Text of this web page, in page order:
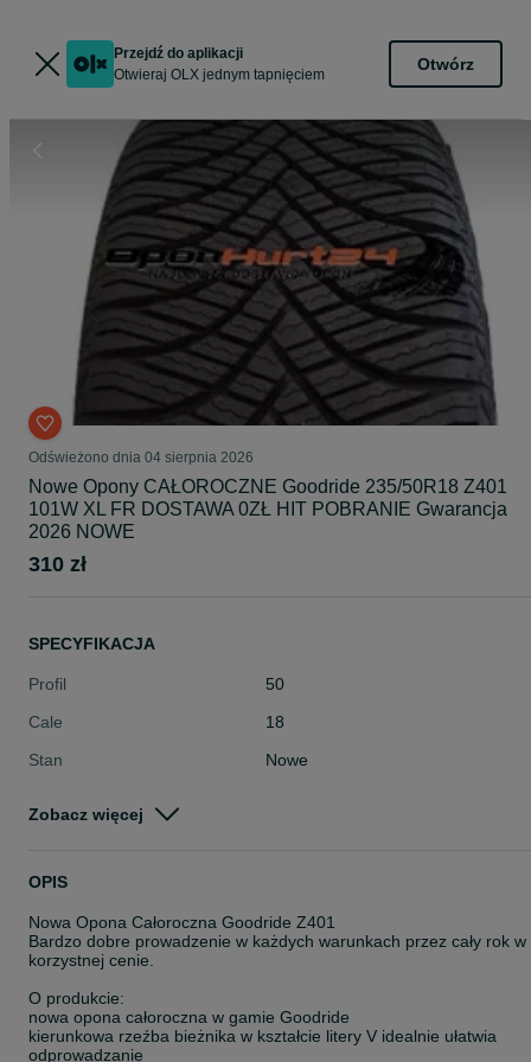
Przejdź do aplikacji
Otwieraj OLX jednym tapnięciem
Otwórz
Odświeżono dnia 04 sierpnia 2026
Nowe Opony CAŁOROCZNE Goodride 235/50R18 Z401
101W XL FR DOSTAWA 0ZŁ HIT POBRANIE Gwarancja
2026 NOWE
310 zł
SPECYFIKACJA
Profil
50
Cale
18
Stan
Nowe
Szerokość
Zobacz więcej
OPIS
Nowa Opona Całoroczna Goodride Z401
Bardzo dobre prowadzenie w każdych warunkach przez cały rok w
korzystnej cenie.
O produkcie:
nowa opona całoroczna w gamie Goodride
kierunkowa rzeźba bieżnika w kształcie litery V idealnie ułatwia
odprowadzanie